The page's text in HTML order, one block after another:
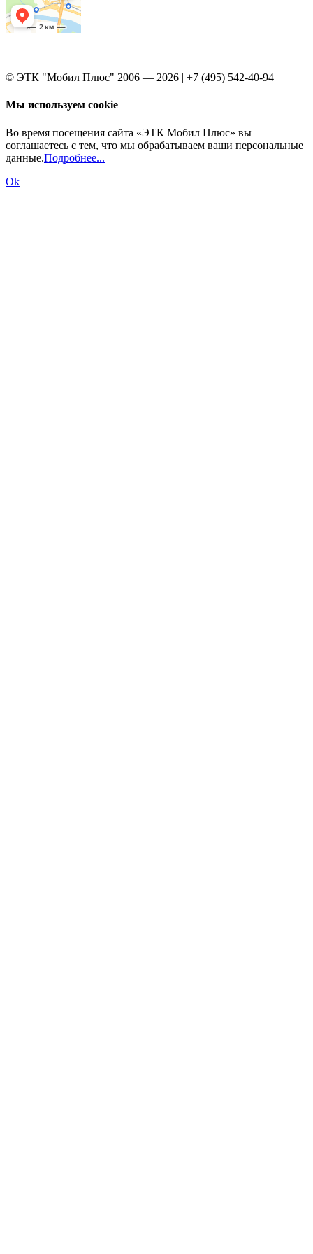
© ЭТК "Мобил Плюс" 2006 — 2026 | +7 (495) 542-40-94
Мы используем cookie
Во время посещения сайта «ЭТК Мобил Плюс» вы
соглашаетесь с тем, что мы обрабатываем ваши персональные
данные.Подробнее...
Ok